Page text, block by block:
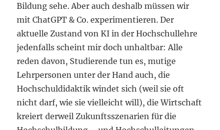
Bildung sehe. Aber auch deshalb müssen wir
mit ChatGPT & Co. experimentieren. Der
aktuelle Zustand von KI in der Hochschullehre
jedenfalls scheint mir doch unhaltbar: Alle
reden davon, Studierende tun es, mutige
Lehrpersonen unter der Hand auch, die
Hochschuldidaktik windet sich (weil sie oft
nicht darf, wie sie vielleicht will), die Wirtschaft
kreiert derweil Zukunftsszenarien für die